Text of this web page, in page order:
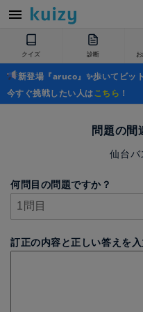
クイズ 診断
新登場『aruco』✨歩いてビッ
今すぐ挑戦したい人はこちら ！
問題の間
仙台バ
何問目の問題ですか？
訂正の内容と正しい答えを入